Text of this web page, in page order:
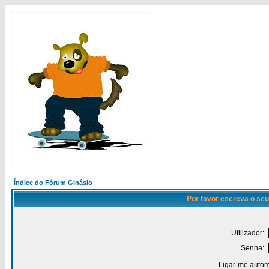
Índice do Fórum Ginásio
Por favor escreva o
Utilizador:
Senha:
Ligar-me